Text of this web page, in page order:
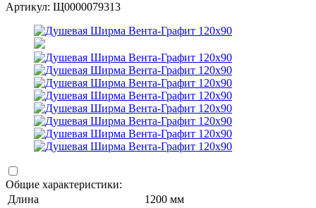
Артикул: Щ0000079313
Общие характеристики:
Длина
1200 мм